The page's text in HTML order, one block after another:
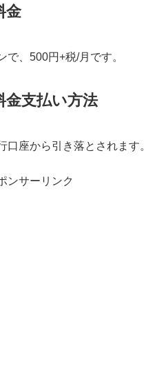
金
、500円+税/月です。
金支払い方法
座から引き落とされます。
ンサーリンク